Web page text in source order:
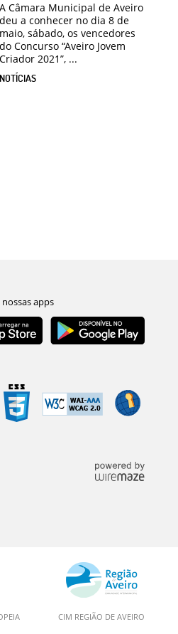
A Câmara Municipal de Aveiro
deu a conhecer no dia 8 de
maio, sábado, os vencedores
do Concurso “Aveiro Jovem
Criador 2021”, ...
NOTÍCIAS
CIM REGIÃO DE AVEIRO